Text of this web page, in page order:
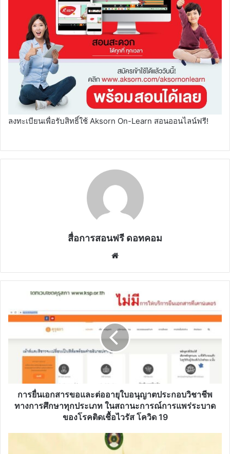
ลงทะเบียนเพื่อรับสิทธิ์ใช้ Aksorn On-Learn สอนออนไลน์ฟรี!
สื่อการสอนฟรี ดอทคอม
เอกสาร
และ
อนุญาต
ประกอบ
วิชาชีพ
การยื่นเอกสารขอและต่ออายุใบอนุญาตประกอบวิชาชีพ
ทางการศึกษาทุกประเภท ในสถานะการณ์การแพร่ระบาด
ของโรคติดเชื้อไวรัส โควิด 19